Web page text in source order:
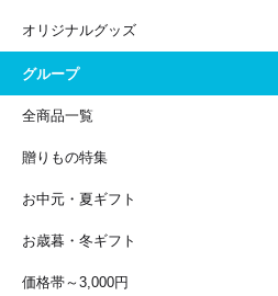
オリジナルグッズ
グループ
全商品一覧
贈りもの特集
お中元・夏ギフト
お歳暮・冬ギフト
価格帯～3,000円